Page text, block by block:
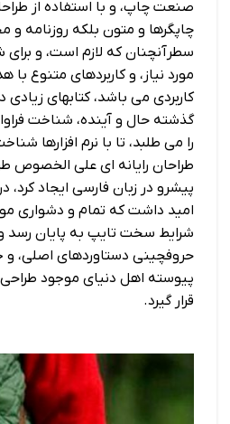
صنعت چاپ، و با استفاده از
چاپگرها و متون بلکه روزنامه و
سطرآنچنان که لازم است، و برای
مورد نیاز، و کاربردهای متنوع با
کاربردی می باشد، کتابهای
گذشته حال و آینده، شناخت
را می طلبد، تا با نرم افزارها
طراحان رایانه ای علی الخصوص
پیشرو در زبان فارسی ایجاد
امید داشت که تمام و دشواری
شرایط سخت تایپ به پایان رسد
حروفچینی دستاوردهای اصلی، و
پیوسته اهل دنیای موجود
قرار گیرد.